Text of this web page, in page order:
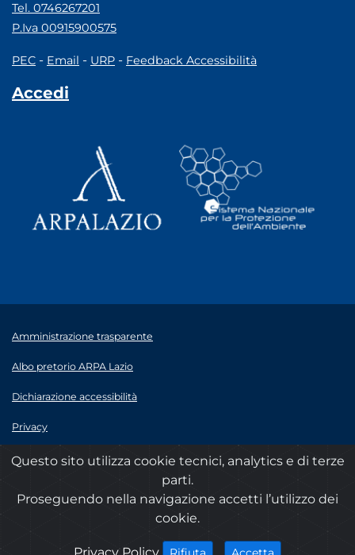
Tel. 0746267201
P.Iva 00915900575
PEC - Email - URP - Feedback Accessibilità
Accedi
Amministrazione trasparente
Albo pretorio ARPA Lazio
Dichiarazione accessibilità
Privacy
Note legali
© 2020 ARPA Lazio - P.Iva 00915900575
Questo sito utilizza cookie tecnici, analytics e di terze
parti.
Proseguendo nella navigazione accetti l’utilizzo dei
cookie.
Privacy Policycookies i cookies